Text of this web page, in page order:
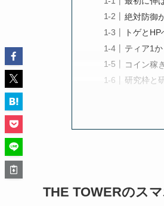
絶対防御
トゲと
ティア1
コイン稼
研究枠と
THE TOWERのス